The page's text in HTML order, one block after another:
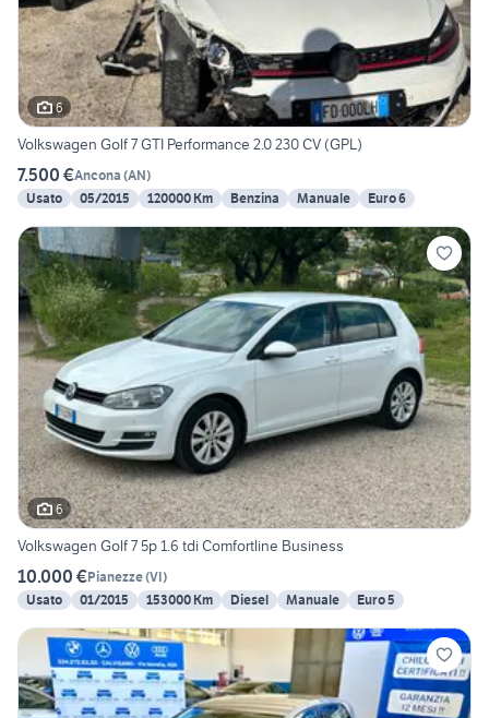
6
Volkswagen Golf 7 GTI Performance 2.0 230 CV (GPL)
7.500 €Ancona (AN)
Usato
05/2015 120000 Km Benzina Manuale Euro 6
6
Volkswagen Golf 7 5p 1.6 tdi Comfortline Business
10.000 €Pianezze(VI)
Usato
01/2015 153000 Km Diesel Manuale Euro 5